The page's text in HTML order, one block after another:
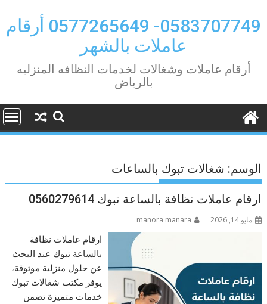
to
content
0583707749- 0577265649 أرقام
عاملات بالشهر
أرقام عاملات وشغالات لخدمات النظافه المنزليه
بالرياض
الوسم: شغالات تبوك بالساعات
ارقام عاملات نظافة بالساعة تبوك 0560279614
مايو 14, 2026 manora manara
ارقام عاملات نظافة
بالساعة تبوك عند البحث
عن حلول منزلية موثوقة،
يوفر مكتب شغالات تبوك
خدمات متميزة تضمن